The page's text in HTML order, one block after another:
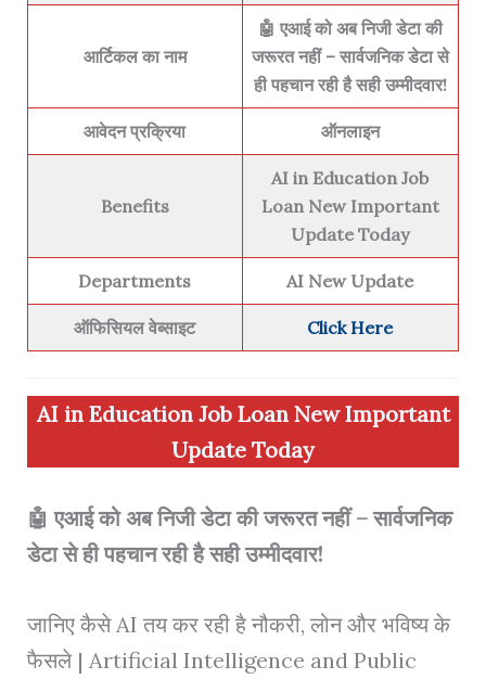
आर्टिकल का नाम
🤖 एआई को अब निजी डेटा की
जरूरत नहीं – सार्वजनिक डेटा से
ही पहचान रही है सही उम्मीदवार!
आवेदन प्रक्रिया ऑनलाइन
Benefits
AI in Education Job
Loan New Important
Update Today
Departments AI New Update
ऑफिसियल वेब्साइट Click Here
AI in Education Job Loan New Important
Update Today
🤖 एआई को अब निजी डेटा की जरूरत नहीं – सार्वजनिक
डेटा से ही पहचान रही है सही उम्मीदवार!
जानिए कैसे AI तय कर रही है नौकरी, लोन और भविष्य के
फैसले | Artificial Intelligence and Public